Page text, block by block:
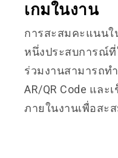
เกมในงาน
การสะสมคะแนนใ
หนึ่งประสบการณ์ที่
ร่วมงานสามารถท
AR/QR Code แล
ภายในงานเพื่อสะ